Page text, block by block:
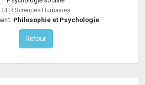
UFR Sciences Humaines
Philosophie et Psychologie
Retour